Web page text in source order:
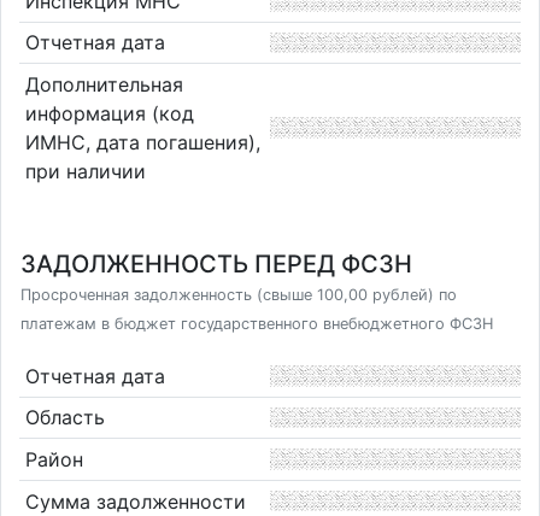
Отчетная дата
Дополнительная
информация (код
ИМНС, дата погашения),
при наличии
ЗАДОЛЖЕННОСТЬ ПЕРЕД ФСЗН
Просроченная задолженность (свыше 100,00 рублей) по
платежам в бюджет государственного внебюджетного ФСЗН
Отчетная дата
Область
Район
Сумма задолженности